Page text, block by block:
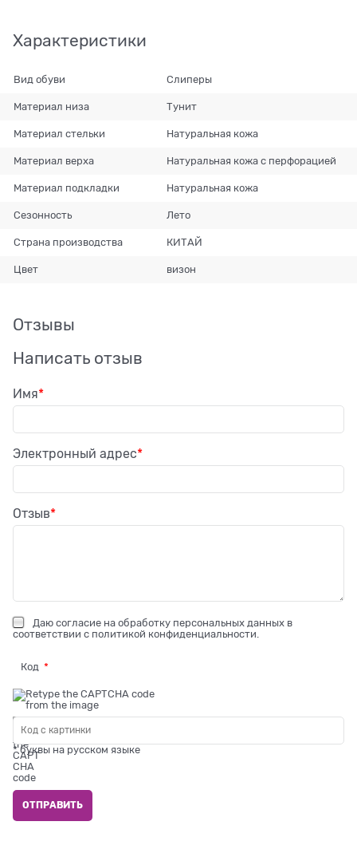
Характеристики
Вид обуви Слиперы
Материал низа Тунит
Материал стельки Натуральная кожа
Материал верха Натуральная кожа с перфорацией
Материал подкладки Натуральная кожа
Сезонность Лето
Страна производства КИТАЙ
Цвет визон
Отзывы
Написать отзыв
Имя
Электронный адрес
Отзыв
Даю согласие на обработку персональных данных в
соответствии с политикой конфиденциальности
Код
* буквы на русском языке